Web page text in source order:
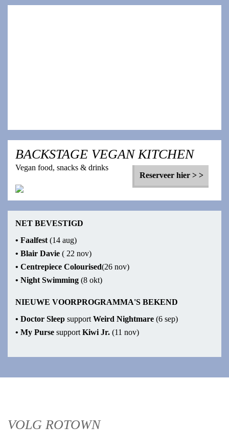
BACKSTAGE VEGAN KITCHEN
Vegan food, snacks & drinks
Reserveer hier > >
NET BEVESTIGD
• Faalfest (14 aug)
• Blair Davie ( 22 nov)
• Centrepiece Colourised(26 nov)
• Night Swimming (8 okt)
NIEUWE VOORPROGRAMMA'S BEKEND
• Doctor Sleep support Weird Nightmare (6 sep)
• My Purse support Kiwi Jr. (11 nov)
VOLG ROTOWN